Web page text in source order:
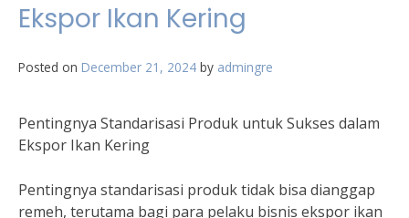
Ekspor Ikan Kering
Posted on December 21, 2024 by admingre
Pentingnya Standarisasi Produk untuk Sukses dalam
Ekspor Ikan Kering
Pentingnya standarisasi produk tidak bisa dianggap
remeh, terutama bagi para pelaku bisnis ekspor ikan